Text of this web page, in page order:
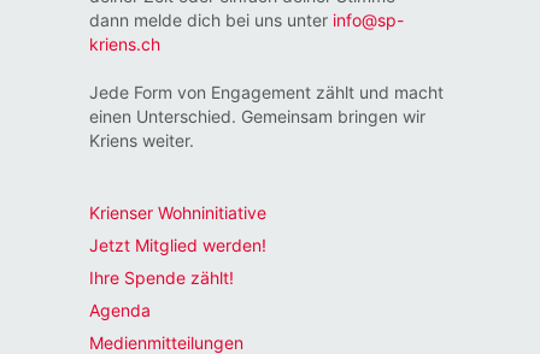
dann melde dich bei uns unter info@sp-
kriens.ch
Jede Form von Engagement zählt und macht
einen Unterschied. Gemeinsam bringen wir
Kriens weiter.
Krienser Wohninitiative
Jetzt Mitglied werden!
Ihre Spende zählt!
Agenda
Medienmitteilungen